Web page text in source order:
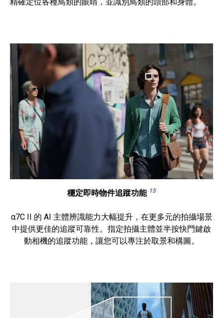
穩定即時物件追蹤功能 15
α7C II 的 AI 主體辨識能力大幅提升，在更多元的拍攝場景
中提供更佳的追蹤可靠性。指定拍攝主體並半按快門鍵啟
動相機的追蹤功能，讓您可以專注於取景和構圖。